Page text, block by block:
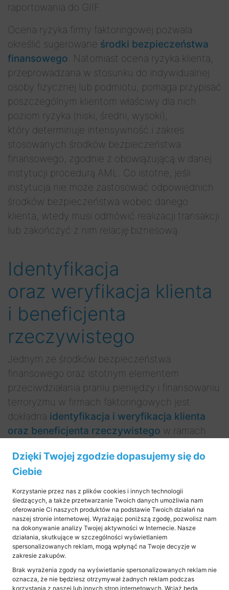
raportowania do GIIF.
Ocena ryzyka firmy faktoringowej pozwala
określić sugerowane środki bezpieczeństwa
finansowego. Natomiast ocena ryzyka klienta,
przeprowadzana w stosunku do indywidualnej
osoby fizycznej lub podmiotu, pomaga przypisać
poszczególnym klientom właściwy dla nich
poziom ryzyka (niski, średni, wysoki),
który determinuje intensywność i zakres
stosowanych środków bezpieczeństwa
finansowego, zgodnie z obowiązującą w danej
instytucji procedurą AML. Co istotne, jeśli
instytucja nie może zastosować odpowiednich
środków bezpieczeństwa wobec danego
klienta, wtedy musi odmówić realizacji transakcji
lub zakończyć z nim relację biznesową.
Identyfikacja
oraz weryfikacja klienta
i beneficjenta
rzeczywistego
Jednym ze środków bezpieczeństwa
finansowego oraz istotnym elementem
przeciwdziałania praniu pieniędzy i finansowaniu
terroryzmu w firmach faktoringowych jest
dokładna identyfikacja i weryfikacja klienta
oraz beneficjenta rzeczywistego w ramach
Obowiązek ten powstaje przed zawarciem
przed przeprowadzeniem transakcji okazjonalnej
na równowartość kwoty 15.000 euro lub
większej – zarówno pojedynczej, jak i kilku
powiązanych. Należy m.in. zidentyfikować
(np. przez formularz) i zweryfikować tożsamość
osoby fizycznej klienta oraz w przypadku
podmiotu również tożsamość beneficjenta
Dzięki Twojej zgodzie dopasujemy się do
Ciebie
Korzystanie przez nas z plików cookies i innych technologii
śledzących, a także przetwarzanie Twoich danych umożliwia nam
oferowanie Ci naszych produktów na podstawie Twoich działań na
naszej stronie internetowej. Wyrażając poniższą zgodę, pozwolisz nam
na dokonywanie analizy Twojej aktywności w Internecie. Nasze
działania, skutkujące w szczególności wyświetlaniem
spersonalizowanych reklam, mogą wpłynąć na Twoje decyzje w
zakresie zakupów.
Brak wyrażenia zgody na wyświetlanie spersonalizowanych reklam nie
oznacza, że nie będziesz otrzymywał żadnych reklam podczas
korzystania z naszej lub innych stron internetowych. Wciąż będą